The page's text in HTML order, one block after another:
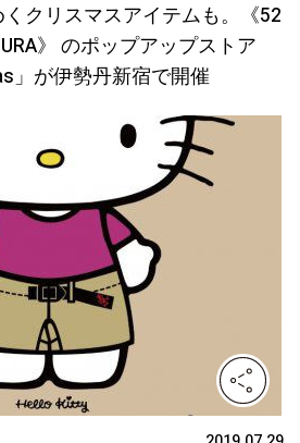
クリスマスアイテムも。《52
》 のポップアップストア
」が伊勢丹新宿で開催